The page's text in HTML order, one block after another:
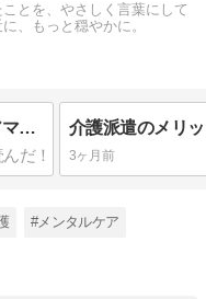
とを、やさしく言葉にして
、もっと穏やかに。
利用者と打ち解けられず疲れたケアマネへ｜”自然体”で関わるコツと、限界が来た時の選択肢
3ヶ月前
#メンタルケア